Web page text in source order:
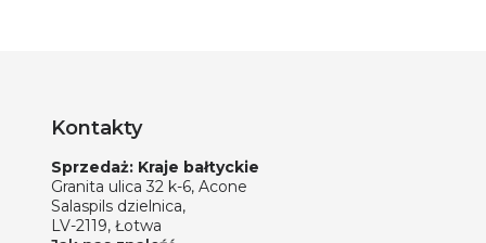
Kontakty
Sprzedaż: Kraje bałtyckie
Granita ulica 32 k-6, Acone
Salaspils dzielnica,
LV-2119, Łotwa